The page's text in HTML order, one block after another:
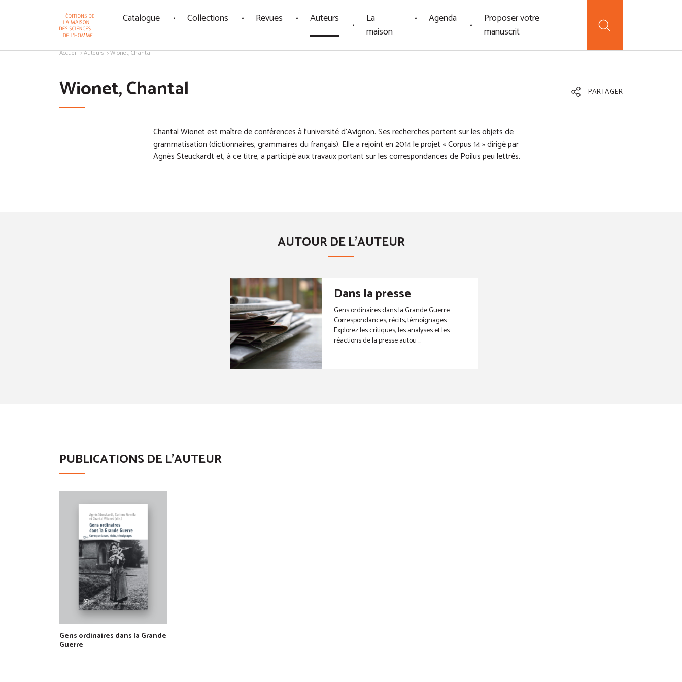
Catalogue Collections Revues Auteurs
La
maison
Agenda
Proposer votre
manuscrit
Accueil Auteurs Wionet, Chantal
Wionet, Chantal
Chantal Wionet est maître de conférences à l'université d'Avignon. Ses recherches portent sur les objets de
grammatisation (dictionnaires, grammaires du français). Elle a rejoint en 2014 le projet « Corpus 14 » dirigé par
Agnès Steuckardt et, à ce titre, a participé aux travaux portant sur les correspondances de Poilus peu lettrés.
PARTAGER
AUTOUR DE L'AUTEUR
Dans la presse
Gens ordinaires dans la Grande Guerre
Correspondances, récits, témoignages
Explorez les critiques, les analyses et les
réactions de la presse autou ...
PUBLICATIONS DE L'AUTEUR
Gens ordinaires dans la Grande
Guerre